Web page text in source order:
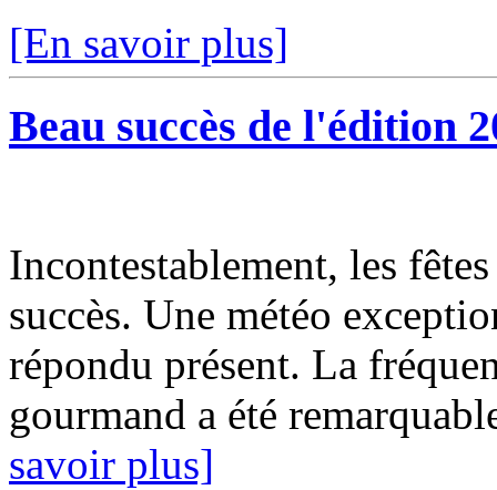
[En savoir plus]
Beau succès de l'édition
Incontestablement, les
succès. Une météo
répondu présent. La
gourmand a été
savoir plus]